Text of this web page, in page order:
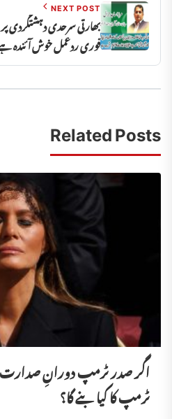
NEXT POST
بھارتی سرحدی دہشتگردی
فوری ردعمل خوش آئندہ ہے،
انجام قریب ہے، مرزا
Related Posts
اگر صدر ٹرمپ دورانِ صدارت
ٹرمپ کا کیا بنے گا؟